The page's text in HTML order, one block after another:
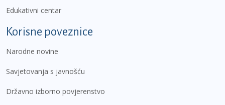
Edukativni centar
Korisne poveznice
Narodne novine
Savjetovanja s javnošću
Državno izborno povjerenstvo